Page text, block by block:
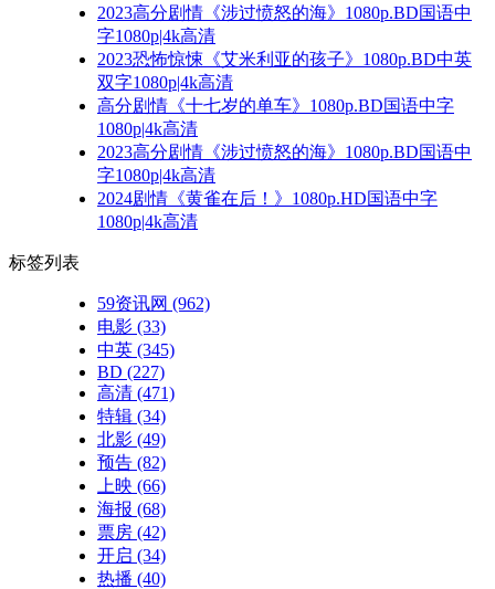
2023高分剧情《涉过愤怒的海》1080p.BD国语中
字1080p|4k高清
2023恐怖惊悚《艾米利亚的孩子》1080p.BD中英
双字1080p|4k高清
高分剧情《十七岁的单车》1080p.BD国语中字
1080p|4k高清
2023高分剧情《涉过愤怒的海》1080p.BD国语中
字1080p|4k高清
2024剧情《黄雀在后！》1080p.HD国语中字
1080p|4k高清
标签列表
59资讯网 (962)
电影 (33)
中英 (345)
BD (227)
高清 (471)
特辑 (34)
北影 (49)
预告 (82)
上映 (66)
海报 (68)
票房 (42)
开启 (34)
热播 (40)